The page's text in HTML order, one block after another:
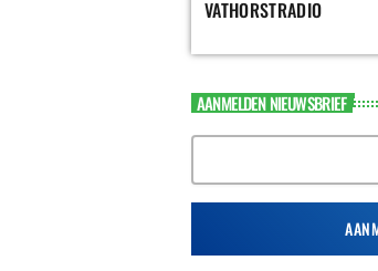
VATHORSTRADIO
AANMELDEN NIEUWSBRIEF